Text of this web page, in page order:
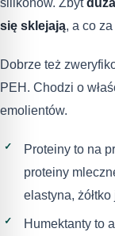
się sklejają, a co
Dobrze też
PEH. Chodzi o
emolientów.
Proteiny to na
proteiny
elastyna,
Humektanty to